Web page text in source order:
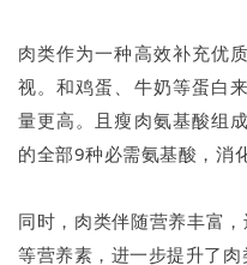
肉类作为一种高效补充优
视。和鸡蛋、牛奶等蛋白
量更高。且瘦肉氨基酸组
的全部9种必需氨基酸，消
同时，肉类伴随营养丰富
等营养素，进一步提升了肉